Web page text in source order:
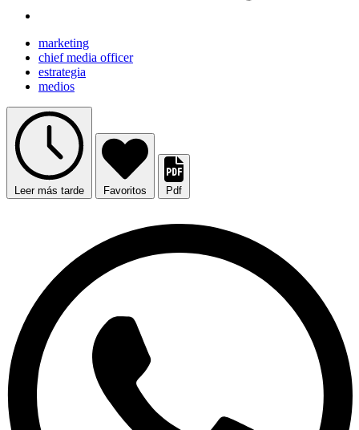
marketing
chief media officer
estrategia
medios
Leer más tarde Favoritos Pdf